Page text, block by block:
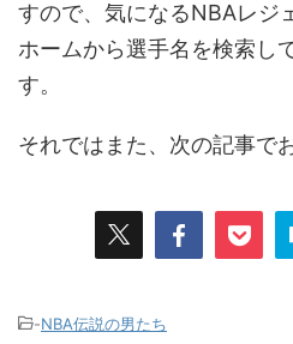
すので、気になるNBAレジ
ホームから選手名を検索し
す。
それではまた、次の記事で
-NBA伝説の男たち